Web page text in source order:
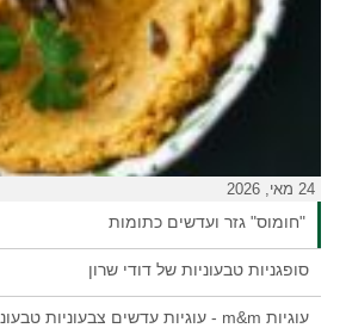
24 מאי, 2026
"חומוס" גזר ועדשים כתומות
סופגניות טבעוניות של דודי שרון
עוגיות m&m - עוגיות עדשים צבעוניות טבעוניות